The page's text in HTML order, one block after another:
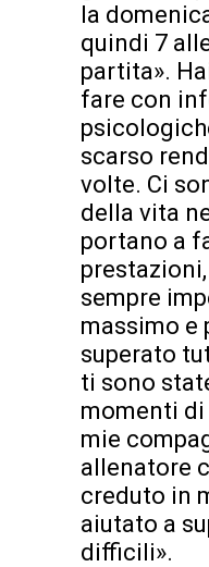
la
quindi 7
partita».
fare con
scarso
volte. Ci
della vita
portano a
sempre
massimo e
superato
ti sono
momenti
mie
allenatore
creduto in
aiutato a
difficili».